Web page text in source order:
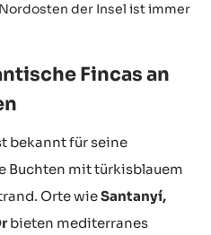
der Insel ist immer
Fincas an
bekannt für seine
Buchten mit türkisblauem
Orte wieSantanyí,
bieten mediterranes